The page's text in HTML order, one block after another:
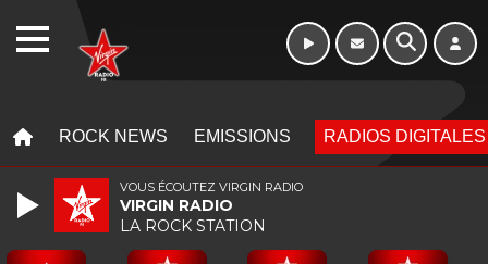
ROCK NEWS EMISSIONS RADIOS DIGITALES
VOUS ÉCOUTEZ VIRGIN RADIO
VIRGIN RADIO
LA ROCK STATION
WEBRADIO Week-end de 06h
à 12h